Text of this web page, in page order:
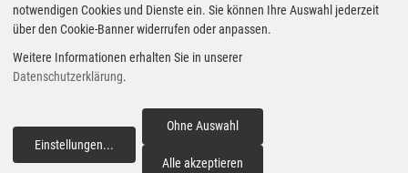
Super E10
Kölner Straße 35
Preiswerter tanken - finden Sie die günstigsten Benzin und Diesel
Preise in Ihrer Stadt
notwendigen Cookies und Dienste ein. Sie können Ihre Auswahl jederzeit
über den Cookie-Banner widerrufen oder anpassen.
Weitere Informationen erhalten Sie in unserer
Datenschutzerklärung.
Einstellungen...
Ohne Auswahl
Alle akzeptieren